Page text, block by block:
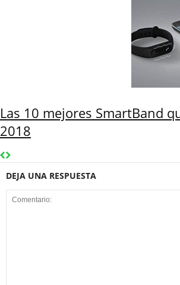
Las 10 mejores SmartBand
2018
DEJA UNA RESPUESTA